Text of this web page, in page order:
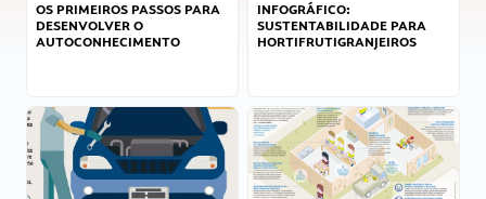
OS PRIMEIROS PASSOS PARA
DESENVOLVER O
AUTOCONHECIMENTO
INFOGRÁFICO:
SUSTENTABILIDADE PARA
HORTIFRUTIGRANJEIROS